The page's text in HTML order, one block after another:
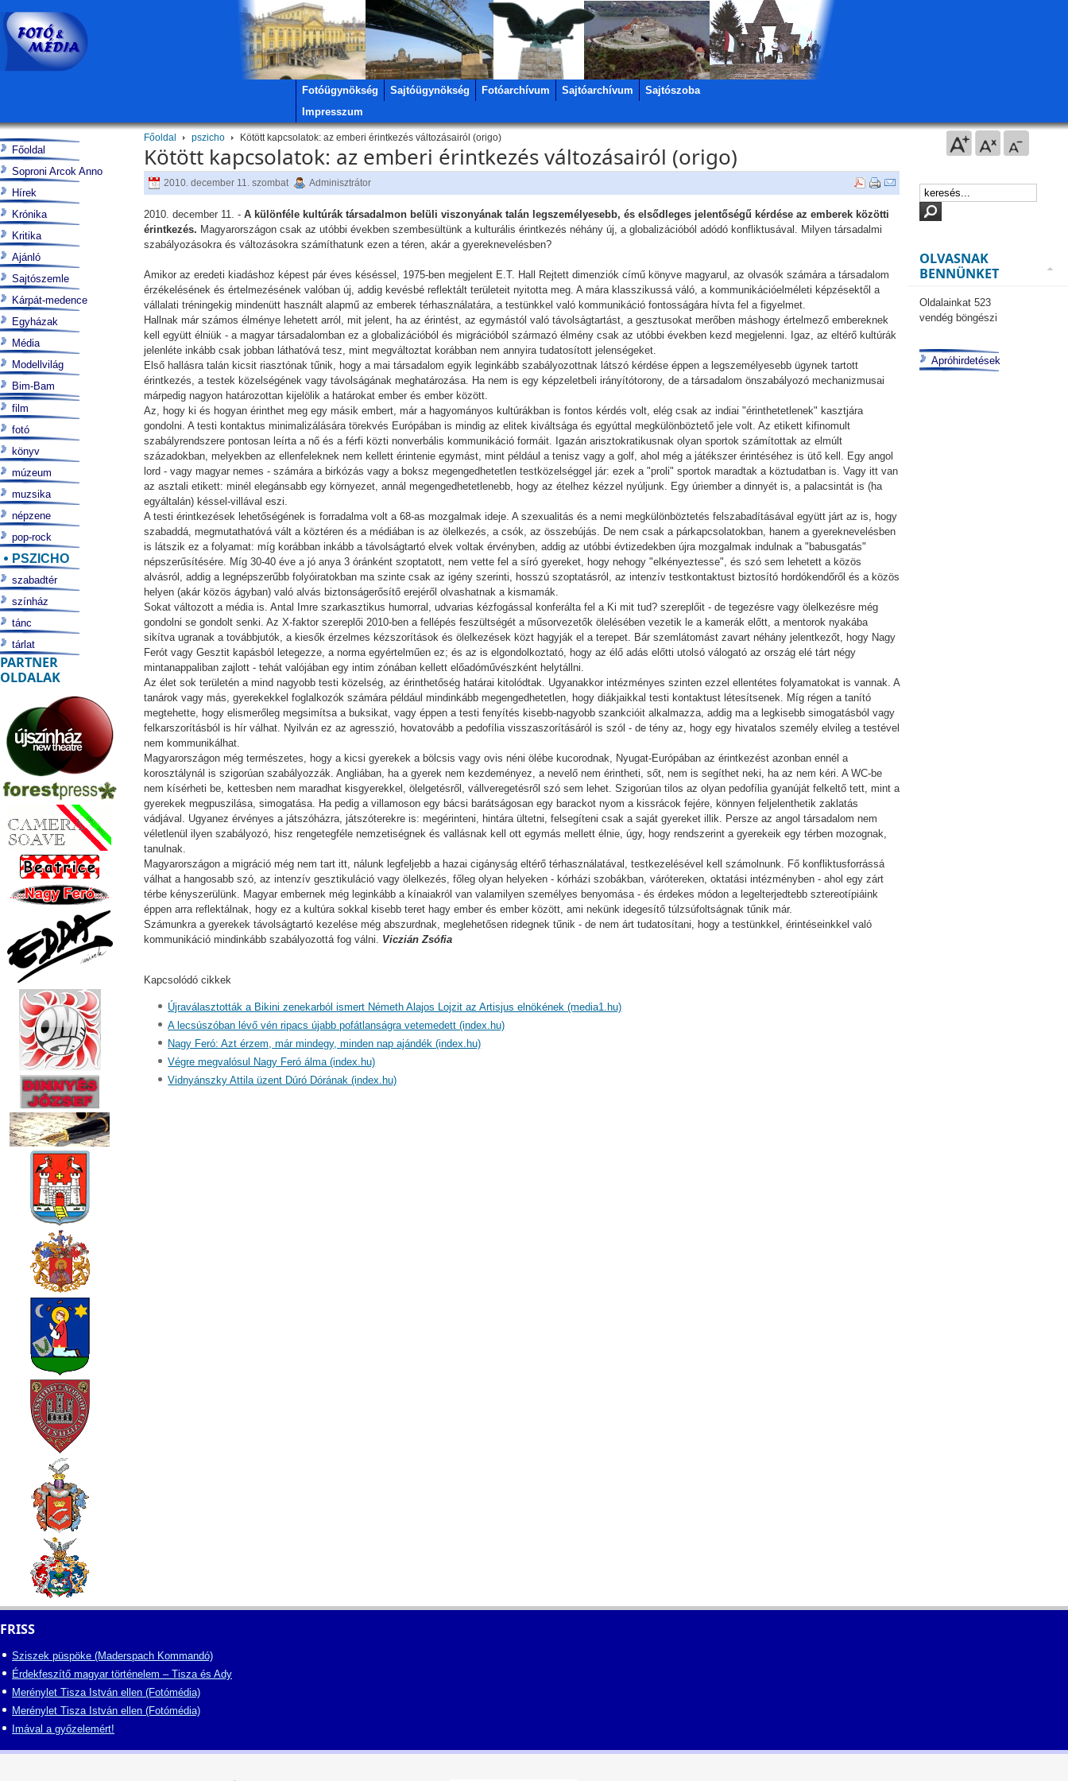
Fotóügynökség Sajtóügynökség Fotóarchívum Sajtóarchívum
Sajtószoba
Impresszum
Főoldal pszicho Kötött kapcsolatok: az emberi érintkezés változásairól (origo)
Kötött kapcsolatok: az emberi érintkezés változásairól (origo)
2010. december 11. szombat Adminisztrátor
2010. december 11. -A különféle kultúrák társadalmon belüli viszonyának talán legszemélyesebb, és elsődleges jelentőségű kérdése az emberek közötti
érintkezés. Magyarországon csak az utóbbi években szembesültünk a kulturális érintkezés néhány új, a globalizációból adódó konfliktusával. Milyen társadalmi
szabályozásokra és változásokra számíthatunk ezen a téren, akár a gyereknevelésben?
Amikor az eredeti kiadáshoz képest pár éves késéssel, 1975-ben megjelent E.T. Hall Rejtett dimenziók című könyve magyarul, az olvasók számára a társadalom
érzékelésének és értelmezésének valóban új, addig kevésbé reflektált területeit nyitotta meg. A mára klasszikussá váló, a kommunikációelméleti képzésektől a
vállalati tréningekig mindenütt használt alapmű az emberek térhasználatára, a testünkkel való kommunikáció fontosságára hívta fel a figyelmet.
Hallnak már számos élménye lehetett arról, mit jelent, ha az érintést, az egymástól való távolságtartást, a gesztusokat merőben máshogy értelmező embereknek
kell együtt élniük - a magyar társadalomban ez a globalizációból és migrációból származó élmény csak az utóbbi években kezd megjelenni. Igaz, az eltérő kultúrák
jelenléte inkább csak jobban láthatóvá tesz, mint megváltoztat korábban nem annyira tudatosított jelenségeket.
Első hallásra talán kicsit riasztónak tűnik, hogy a mai társadalom egyik leginkább szabályozottnak látszó kérdése éppen a legszemélyesebb ügynek tartott
érintkezés, a testek közelségének vagy távolságának meghatározása. Ha nem is egy képzeletbeli irányítótorony, de a társadalom önszabályozó mechanizmusai
márpedig nagyon határozottan kijelölik a határokat ember és ember között.
Az, hogy ki és hogyan érinthet meg egy másik embert, már a hagyományos kultúrákban is fontos kérdés volt, elég csak az indiai "érinthetetlenek" kasztjára
gondolni. A testi kontaktus minimalizálására törekvés Európában is mindig az elitek kiváltsága és egyúttal megkülönböztető jele volt. Az etikett kifinomult
szabályrendszere pontosan leírta a nő és a férfi közti nonverbális kommunikáció formáit. Igazán arisztokratikusnak olyan sportok számítottak az elmúlt
századokban, melyekben az ellenfeleknek nem kellett érintenie egymást, mint például a tenisz vagy a golf, ahol még a játékszer érintéséhez is ütő kell. Egy angol
lord - vagy magyar nemes - számára a birkózás vagy a boksz megengedhetetlen testközelséggel jár: ezek a "proli" sportok maradtak a köztudatban is. Vagy itt van
az asztali etikett: minél elegánsabb egy környezet, annál megengedhetetlenebb, hogy az ételhez kézzel nyúljunk. Egy úriember a dinnyét is, a palacsintát is (ha
egyáltalán) késsel-villával eszi.
A testi érintkezések lehetőségének is forradalma volt a 68-as mozgalmak ideje. A szexualitás és a nemi megkülönböztetés felszabadításával együtt járt az is, hogy
szabaddá, megmutathatóvá vált a köztéren és a médiában is az ölelkezés, a csók, az összebújás. De nem csak a párkapcsolatokban, hanem a gyereknevelésben
is látszik ez a folyamat: míg korábban inkább a távolságtartó elvek voltak érvényben, addig az utóbbi évtizedekben újra mozgalmak indulnak a "babusgatás"
népszerűsítésére. Míg 30-40 éve a jó anya 3 óránként szoptatott, nem vette fel a síró gyereket, hogy nehogy "elkényeztesse", és szó sem lehetett a közös
alvásról, addig a legnépszerűbb folyóiratokban ma szinte csak az igény szerinti, hosszú szoptatásról, az intenzív testkontaktust biztosító hordókendőről és a közös
helyen (akár közös ágyban) való alvás biztonságerősítő erejéről olvashatnak a kismamák.
Sokat változott a média is. Antal Imre szarkasztikus humorral, udvarias kézfogással konferálta fel a Ki mit tud? szereplőit - de tegezésre vagy ölelkezésre még
gondolni se gondolt senki. Az X-faktor szereplői 2010-ben a fellépés feszültségét a műsorvezetők ölelésében vezetik le a kamerák előtt, a mentorok nyakába
sikítva ugranak a továbbjutók, a kiesők érzelmes kézszorítások és ölelkezések közt hagyják el a terepet. Bár szemlátomást zavart néhány jelentkezőt, hogy Nagy
Ferót vagy Gesztit kapásból letegezze, a norma egyértelműen ez; és az is elgondolkoztató, hogy az élő adás előtti utolsó válogató az ország elé tárt négy
mintanappaliban zajlott - tehát valójában egy intim zónában kellett előadóművészként helytállni.
Az élet sok területén a mind nagyobb testi közelség, az érinthetőség határai kitolódtak. Ugyanakkor intézményes szinten ezzel ellentétes folyamatokat is vannak. A
tanárok vagy más, gyerekekkel foglalkozók számára például mindinkább megengedhetetlen, hogy diákjaikkal testi kontaktust létesítsenek. Míg régen a tanító
megtehette, hogy elismerőleg megsimítsa a buksikat, vagy éppen a testi fenyítés kisebb-nagyobb szankcióit alkalmazza, addig ma a legkisebb simogatásból vagy
felkarszorításból is hír válhat. Nyilván ez az agresszió, hovatovább a pedofília visszaszorításáról is szól - de tény az, hogy egy hivatalos személy elvileg a testével
nem kommunikálhat.
Magyarországon még természetes, hogy a kicsi gyerekek a bölcsis vagy ovis néni ölébe kucorodnak, Nyugat-Európában az érintkezést azonban ennél a
korosztálynál is szigorúan szabályozzák. Angliában, ha a gyerek nem kezdeményez, a nevelő nem érintheti, sőt, nem is segíthet neki, ha az nem kéri. A WC-be
nem kísérheti be, kettesben nem maradhat kisgyerekkel, ölelgetésről, vállveregetésről szó sem lehet. Szigorúan tilos az olyan pedofília gyanúját felkeltő tett, mint a
gyerekek megpuszilása, simogatása. Ha pedig a villamoson egy bácsi barátságosan egy barackot nyom a kissrácok fejére, könnyen feljelenthetik zaklatás
vádjával. Ugyanez érvényes a játszóházra, játszóterekre is: megérinteni, hintára ültetni, felsegíteni csak a saját gyereket illik. Persze az angol társadalom nem
véletlenül ilyen szabályozó, hisz rengetegféle nemzetiségnek és vallásnak kell ott egymás mellett élnie, úgy, hogy rendszerint a gyerekeik egy térben mozognak,
tanulnak.
Magyarországon a migráció még nem tart itt, nálunk legfeljebb a hazai cigányság eltérő térhasználatával, testkezelésével kell számolnunk. Fő konfliktusforrássá
válhat a hangosabb szó, az intenzív gesztikuláció vagy ölelkezés, főleg olyan helyeken - kórházi szobákban, várótereken, oktatási intézményben - ahol egy zárt
térbe kényszerülünk. Magyar embernek még leginkább a kínaiakról van valamilyen személyes benyomása - és érdekes módon a legelterjedtebb sztereotípiáink
éppen arra reflektálnak, hogy ez a kultúra sokkal kisebb teret hagy ember és ember között, ami nekünk idegesítő túlzsúfoltságnak tűnik már.
Számunkra a gyerekek távolságtartó kezelése még abszurdnak, meglehetősen ridegnek tűnik - de nem árt tudatosítani, hogy a testünkkel, érintéseinkkel való
kommunikáció mindinkább szabályozottá fog válni. Viczián Zsófia
Kapcsolódó cikkek
Újraválasztották a Bikini zenekarból ismert Németh Alajos Lojzit az Artisjus elnökének (media1.hu)
A lecsúszóban lévő vén ripacs újabb pofátlanságra vetemedett (index.hu)
Nagy Feró: Azt érzem, már mindegy, minden nap ajándék (index.hu)
Végre megvalósul Nagy Feró álma (index.hu)
Vidnyánszky Attila üzent Dúró Dórának (index.hu)
Főoldal
Soproni Arcok Anno
Hírek
Krónika
Kritika
Ajánló
Sajtószemle
Kárpát-medence
Egyházak
Média
Modellvilág
Bim-Bam
film
fotó
könyv
múzeum
muzsika
népzene
pop-rock
PSZICHO
szabadtér
színház
tánc
tárlat
PARTNER
OLDALAK
OLVASNAK
BENNÜNKET
Oldalainkat 523
vendég böngészi
Apróhirdetések
FRISS
Sziszek püspöke (Maderspach Kommandó)
Érdekfeszítő magyar történelem – Tisza és Ady
Merénylet Tisza István ellen (Fotómédia)
Merénylet Tisza István ellen (Fotómédia)
Imával a győzelemért!